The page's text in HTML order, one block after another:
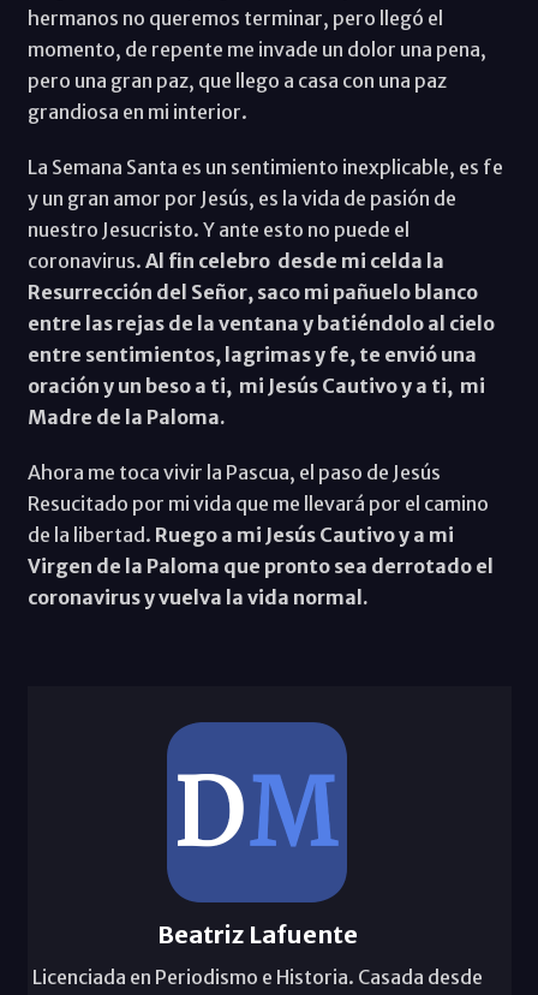
hermanos no queremos terminar, pero llegó el
momento, de repente me invade un dolor una pena,
pero una gran paz, que llego a casa con una paz
grandiosa en mi interior.
La Semana Santa es un sentimiento inexplicable, es fe
y un gran amor por Jesús, es la vida de pasión de
nuestro Jesucristo. Y ante esto no puede el
coronavirus. Al fin celebro desde mi celda la
Resurrección del Señor, saco mi pañuelo blanco
entre las rejas de la ventana y batiéndolo al cielo
entre sentimientos, lagrimas y fe, te envió una
oración y un beso a ti, mi Jesús Cautivo y a ti, mi
Madre de la Paloma.
Ahora me toca vivir la Pascua, el paso de Jesús
Resucitado por mi vida que me llevará por el camino
de la libertad. Ruego a mi Jesús Cautivo y a mi
Virgen de la Paloma que pronto sea derrotado el
coronavirus y vuelva la vida normal.
Beatriz Lafuente
Licenciada en Periodismo e Historia. Casada desde